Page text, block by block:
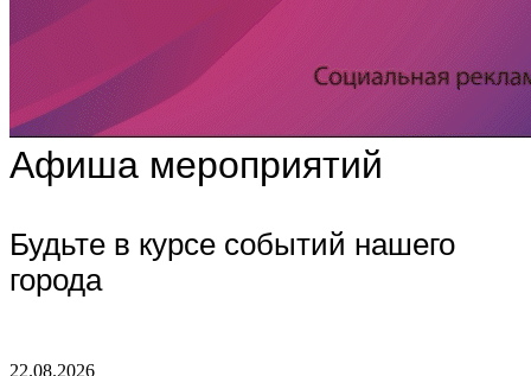
Афиша мероприятий
Будьте в курсе событий нашего
города
22.08.2026